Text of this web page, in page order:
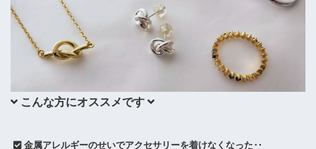
こんな方にオススメです
金属アレルギーのせいでアクセサリーを着けなくなった‥